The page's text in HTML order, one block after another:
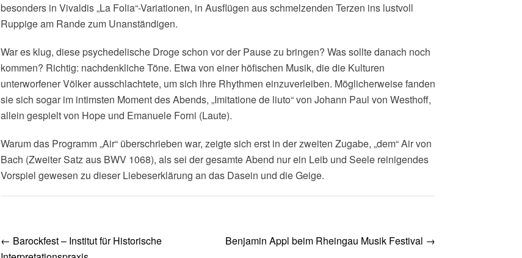
besonders in Vivaldis „La Folia“-Variationen, in Ausflügen aus schmelzenden Terzen ins lustvoll
Ruppige am Rande zum Unanständigen.
War es klug, diese psychedelische Droge schon vor der Pause zu bringen? Was sollte danach noch
kommen? Richtig: nachdenkliche Töne. Etwa von einer höfischen Musik, die die Kulturen
unterworfener Völker ausschlachtete, um sich ihre Rhythmen einzuverleiben. Möglicherweise fanden
sie sich sogar im intimsten Moment des Abends, „Imitatione de liuto“ von Johann Paul von Westhoff,
allein gespielt von Hope und Emanuele Forni (Laute).
Warum das Programm „Air“ überschrieben war, zeigte sich erst in der zweiten Zugabe, „dem“ Air von
Bach (Zweiter Satz aus BWV 1068), als sei der gesamte Abend nur ein Leib und Seele reinigendes
Vorspiel gewesen zu dieser Liebeserklärung an das Dasein und die Geige.
Post
← Barockfest – Institut für Historische
Benjamin Appl beim Rheingau Musik Festival →